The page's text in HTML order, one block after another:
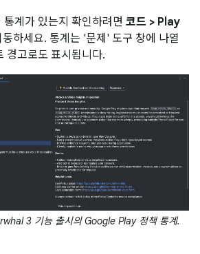
계가 있는지 확인하려면 코드 > Play
동하세요. 통계는 '문제' 도구 창에 나열
경고로도 표시됩니다.
3 기능 출시의 Google Play 정책 통계.